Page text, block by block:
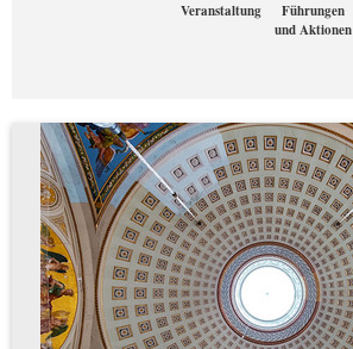
Veranstaltung
Führungen
und Aktionen